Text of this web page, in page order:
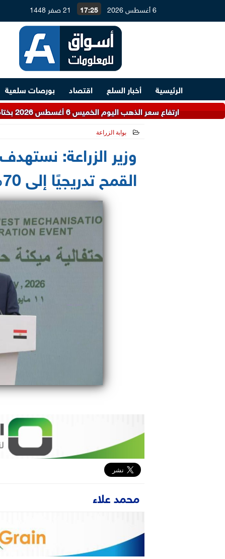
6 أغسطس 2026 17:25 21 صفر 1448
الرئيسية أخبار السلع اقتصاد بورصات سلعية
ارتفاع سعر الذهب اليوم الخميس 6 أغسطس 2026 بختام التعاملات.. عيار 21 بكام
بوابة الزراعة
وزير الزراعة:
القمح تدريجيًا إلى 70% بحلول 2030
محمد علاء